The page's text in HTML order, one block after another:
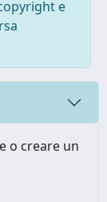
e
o creare un